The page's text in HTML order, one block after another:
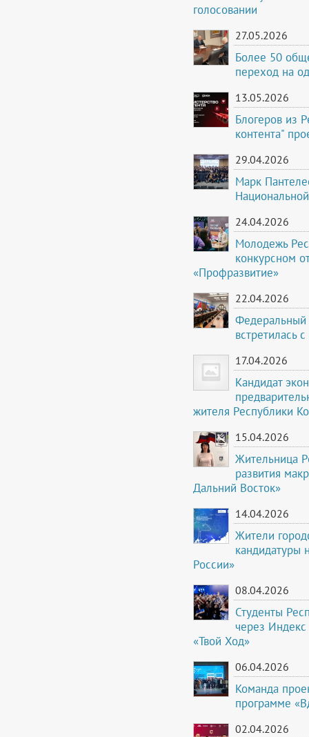
голосовании
27.05.2026
Более 50
переход на
13.05.2026
Блогеров из
контента"
29.04.2026
Марк
24.04.2026
Молодежь
конкурсном
«Профразвитие»
22.04.2026
Федеральный
встретилась
17.04.2026
Кандидат
жителя Республики
15.04.2026
Жительница
развития
Дальний Восток»
14.04.2026
Жители
кандидатуры
России»
08.04.2026
Студенты
через Индекс
«Твой Ход»
06.04.2026
Команда
программе
02.04.2026